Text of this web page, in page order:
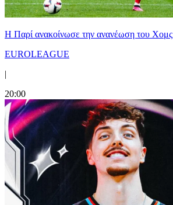
Η Παρί ανακοίνωσε την ανανέωση του Χομς
EUROLEAGUE
|
20:00